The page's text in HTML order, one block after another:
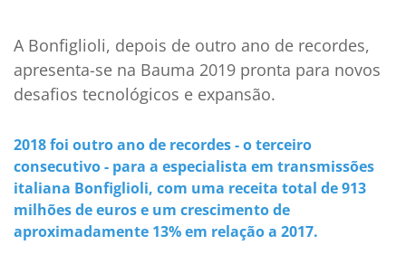
A Bonfiglioli, depois de outro ano de recordes,
apresenta-se na Bauma 2019 pronta para novos
desafios tecnológicos e expansão.
2018 foi outro ano de recordes - o terceiro
consecutivo - para a especialista em transmissões
italiana Bonfiglioli, com uma receita total de 913
milhões de euros e um crescimento de
aproximadamente 13% em relação a 2017.